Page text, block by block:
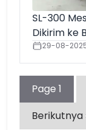
SL-300
Dikirim ke
29-08-
Page 1
Berikutnya